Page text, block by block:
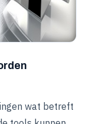
wat betreft